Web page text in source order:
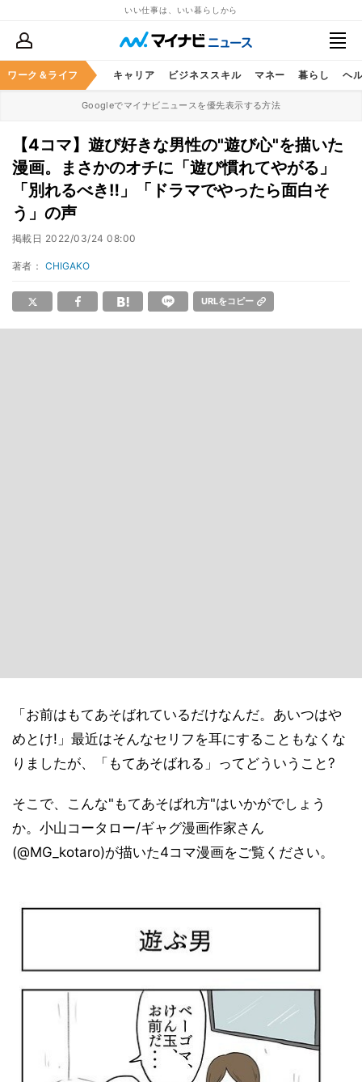
いい仕事は、いい暮らしから
ワーク＆ライフ キャリア ビジネススキル マネー 暮らし ヘ
Googleでマイナビニュースを優先表示する方法
【4コマ】遊び好きな男性の"遊び心"を描いた
漫画。まさかのオチに「遊び慣れてやがる」
「別れるべき‼︎」「ドラマでやったら面白そ
う」の声
掲載日 2022/03/24 08:00
著者： CHIGAKO
URLをコピー
「お前はもてあそばれているだけなんだ。あいつはや
めとけ!」最近はそんなセリフを耳にすることもなくな
りましたが、「もてあそばれる」ってどういうこと?
そこで、こんな"もてあそばれ方"はいかがでしょう
か。小山コータロー/ギャグ漫画作家さん
(@MG_kotaro)が描いた4コマ漫画をご覧ください。